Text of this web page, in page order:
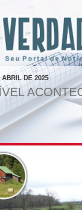
ABRIL DE 2025